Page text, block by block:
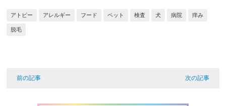
アトピー アレルギー フード ペット 検査 犬 病院 痒み
脱毛
前の記事 次の記事